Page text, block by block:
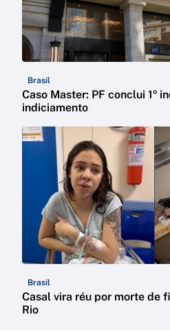
Brasil
Caso Master: PF conclui 1º
indiciamento
Brasil
Casal vira réu por morte de
Rio